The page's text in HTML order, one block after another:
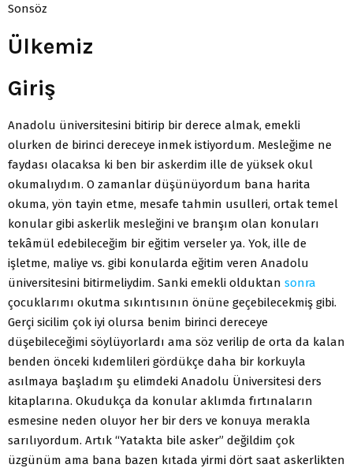
Sonsöz
Ülkemiz
Giriş
Anadolu üniversitesini bitirip bir derece almak, emekli
olurken de birinci dereceye inmek istiyordum. Mesleğime ne
faydası olacaksa ki ben bir askerdim ille de yüksek okul
okumalıydım. O zamanlar düşünüyordum bana harita
okuma, yön tayin etme, mesafe tahmin usulleri, ortak temel
konular gibi askerlik mesleğini ve branşım olan konuları
tekâmül edebileceğim bir eğitim verseler ya. Yok, ille de
işletme, maliye vs. gibi konularda eğitim veren Anadolu
üniversitesini bitirmeliydim. Sanki emekli olduktan sonra
çocuklarımı okutma sıkıntısının önüne geçebilecekmiş gibi.
Gerçi sicilim çok iyi olursa benim birinci dereceye
düşebileceğimi söylüyorlardı ama söz verilip de orta da kalan
benden önceki kıdemlileri gördükçe daha bir korkuyla
asılmaya başladım şu elimdeki Anadolu Üniversitesi ders
kitaplarına. Okudukça da konular aklımda fırtınaların
esmesine neden oluyor her bir ders ve konuya merakla
sarılıyordum. Artık “Yatakta bile asker” değildim çok
üzgünüm ama bana bazen kıtada yirmi dört saat askerlikten